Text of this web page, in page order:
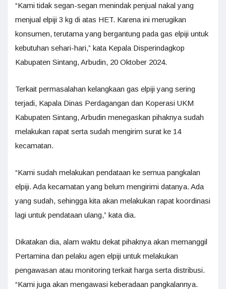
“Kami tidak segan-segan menindak penjual nakal yang
menjual elpiji 3 kg di atas HET. Karena ini merugikan
konsumen, terutama yang bergantung pada gas elpiji untuk
kebutuhan sehari-hari,” kata Kepala Disperindagkop
Kabupaten Sintang, Arbudin, 20 Oktober 2024.
Terkait permasalahan kelangkaan gas elpiji yang sering
terjadi, Kapala Dinas Perdagangan dan Koperasi UKM
Kabupaten Sintang, Arbudin menegaskan pihaknya sudah
melakukan rapat serta sudah mengirim surat ke 14
kecamatan.
“Kami sudah melakukan pendataan ke semua pangkalan
elpiji. Ada kecamatan yang belum mengirimi datanya. Ada
yang sudah, sehingga kita akan melakukan rapat koordinasi
lagi untuk pendataan ulang,” kata dia.
Dikatakan dia, alam waktu dekat pihaknya akan memanggil
Pertamina dan pelaku agen elpiji untuk melakukan
pengawasan atau monitoring terkait harga serta distribusi.
“Kami juga akan mengawasi keberadaan pangkalannya.